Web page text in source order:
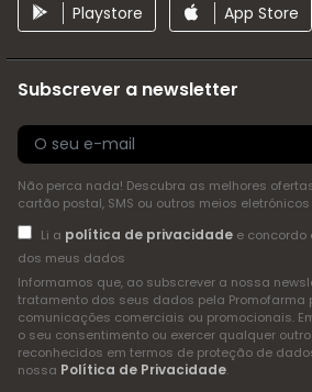
Playstore App Store
Subscrever a newsletter
Não perca nada! Descubra as melhores
cartão postal, SMS ou outros meios eletrónicos
Li a política de privacidadee concordo
dos meus dados
Informamos que, ao subscrever a nossa
tratamento dos seus dados pela Promofarma
comunicações comerciais ou promocionais.
o seu consentimento ou exercer qualquer
reconhecidos em termos de proteção de
nossa Política de Privacidade.